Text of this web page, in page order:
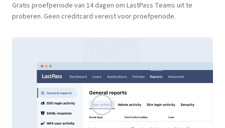
Gratis proefperiode van 14 dagen om LastPass Teams uit te
proberen. Geen creditcard vereist voor proefperiode.